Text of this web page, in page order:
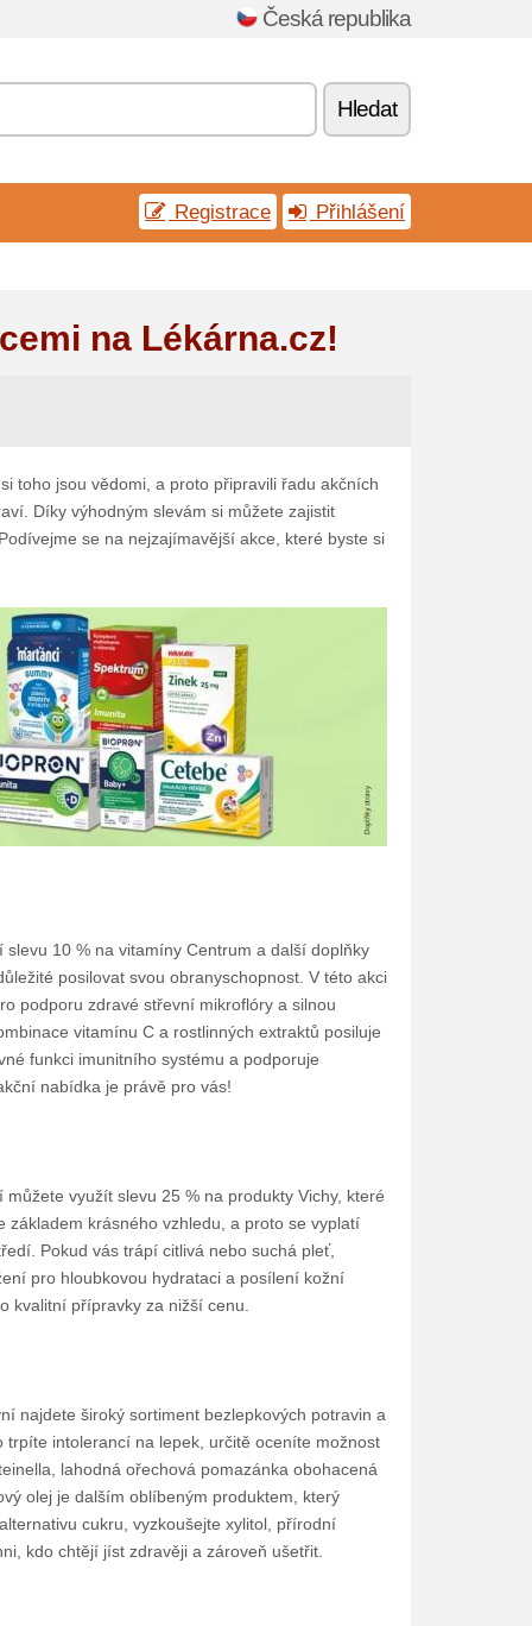
Česká republika
Hledat
Registrace Přihlášení
na Lékárna.cz!
toho jsou vědomi, a proto připravili řadu akčních
Díky výhodným slevám si můžete zajistit
se na nejzajímavější akce, které byste si
10 % na vitamíny Centrum a další doplňky
posilovat svou obranyschopnost. V této akci
podporu zdravé střevní mikroflóry a silnou
vitamínu C a rostlinných extraktů posiluje
funkci imunitního systému a podporuje
nabídka je právě pro vás!
využít slevu 25 % na produkty Vichy, které
krásného vzhledu, a proto se vyplatí
Pokud vás trápí citlivá nebo suchá pleť,
pro hloubkovou hydrataci a posílení kožní
kvalitní přípravky za nižší cenu.
najdete široký sortiment bezlepkových potravin a
intolerancí na lepek, určitě oceníte možnost
lahodná ořechová pomazánka obohacená
olej je dalším oblíbeným produktem, který
cukru, vyzkoušejte xylitol, přírodní
kdo chtějí jíst zdravěji a zároveň ušetřit.